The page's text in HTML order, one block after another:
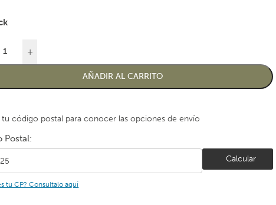
+
AÑADIR AL CARRITO
tu código postal para conocer las opciones de envío
Postal:
Calcular
tu CP? Consultalo aquí